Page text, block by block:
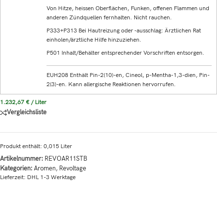
Von Hitze, heissen Oberflächen, Funken, offenen Flammen und
anderen Zündquellen fernhalten. Nicht rauchen.
P333+P313 Bei Hautreizung oder -ausschlag: Ärztlichen Rat
einholen/ärztliche Hilfe hinzuziehen.
P501 Inhalt/Behälter entsprechender Vorschriften entsorgen.
EUH208 Enthält Pin-2(10)-en, Cineol, p-Mentha-1,3-dien, Pin-
2(3)-en. Kann allergische Reaktionen hervorrufen.
1.232,67 € / Liter
Vergleichsliste
Produkt enthält: 0,015 Liter
Artikelnummer: REVOAR11STB
Kategorien: Aromen, Revoltage
Lieferzeit: DHL 1-3 Werktage